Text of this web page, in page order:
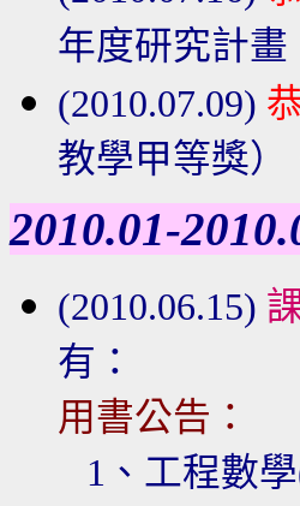
年度研究計畫
(2010.07.09)
教學甲等獎）
2010.01-
(2010.06.15)
有：
用書公告：
1、工程數學